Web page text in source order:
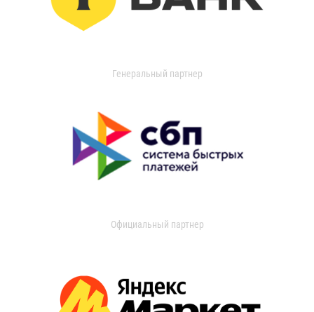
Генеральный партнер
Официальный партнер